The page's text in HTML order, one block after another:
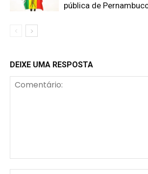
pública de
DEIXE UMA RESPOSTA